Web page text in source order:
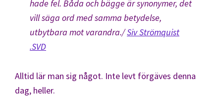
hade fel. Båda och bägge är synonymer, det
vill säga ord med samma betydelse,
utbytbara mot varandra./Siv Strömquist
.SVD
Alltid lär man sig något. Inte levt förgäves denna
dag, heller.